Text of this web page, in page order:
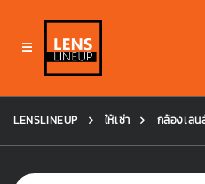
LENSLINEUP ให้เช่า กล้องเล